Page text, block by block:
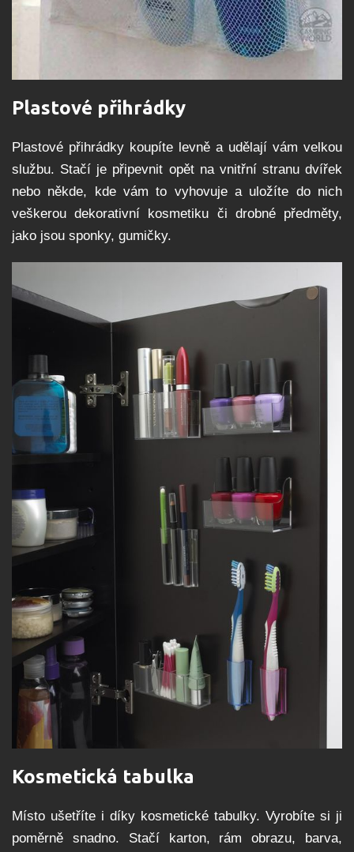
Plastové přihrádky
Plastové přihrádky koupíte levně a udělají vám velkou
službu. Stačí je připevnit opět na vnitřní stranu dvířek
nebo někde, kde vám to vyhovuje a uložíte do nich
veškerou dekorativní kosmetiku či drobné předměty,
jako jsou sponky, gumičky.
Kosmetická tabulka
Místo ušetříte i díky kosmetické tabulky. Vyrobíte si ji
poměrně snadno. Stačí karton, rám obrazu, barva,